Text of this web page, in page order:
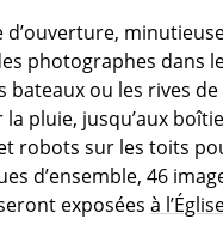
d’ouverture,
photographes dans
ou les rives de
pluie, jusqu’aux
robots sur les toits
d’ensemble, 46
exposées à